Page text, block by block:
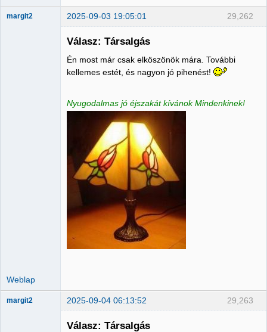
29,262
margit2 2025-09-03 19:05:01
Válasz: Társalgás
Én most már csak elköszönök mára. További
kellemes estét, és nagyon jó pihenést!
Nyugodalmas jó éjszakát kívánok Mindenkinek!
Weblap
29,263
margit2 2025-09-04 06:13:52
Válasz: Társalgás